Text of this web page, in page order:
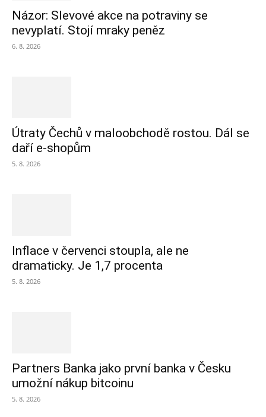
Názor: Slevové akce na potraviny se
nevyplatí. Stojí mraky peněz
6. 8. 2026
Útraty Čechů v maloobchodě rostou. Dál se
daří e-shopům
5. 8. 2026
Inflace v červenci stoupla, ale ne
dramaticky. Je 1,7 procenta
5. 8. 2026
Partners Banka jako první banka v Česku
umožní nákup bitcoinu
5. 8. 2026